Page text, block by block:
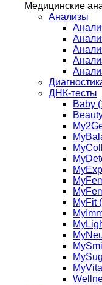
Медицинские
Анализы
ДНК-тесты
Baby
MyFit